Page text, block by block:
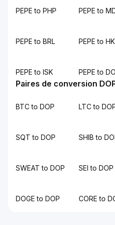
PEPE to PHP PEPE to
PEPE to BRL PEPE to
PEPE to ISK PEPE to
Paires de conversion
BTC to DOP LTC to
SQT to DOP SHIB to
SWEAT to DOP SEI to DOP
DOGE to DOP CORE to